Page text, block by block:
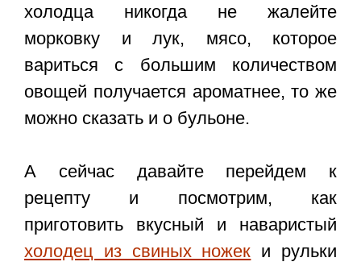
холодца никогда не жалейте
морковку и лук, мясо, которое
вариться с большим количеством
овощей получается ароматнее, то же
можно сказать и о бульоне.
А сейчас давайте перейдем к
рецепту и посмотрим, как
приготовить вкусный и наваристый
холодец из свиных ножек и рульки